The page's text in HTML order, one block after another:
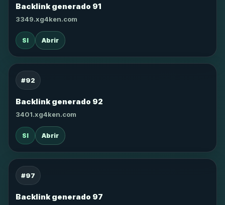
Backlink generado 91
3349.xg4ken.com
SI Abrir
#92
Backlink generado 92
3401.xg4ken.com
SI Abrir
#97
Backlink generado 97